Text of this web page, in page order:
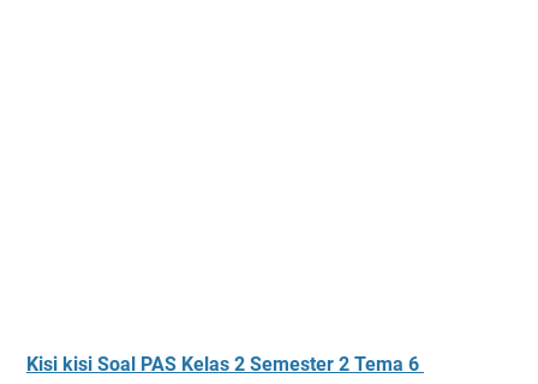
Kisi kisi Soal PAS Kelas 2 Semester 2 Tema 6